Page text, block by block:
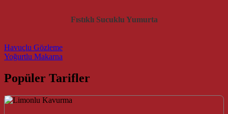
Fıstıklı Sucuklu Yumurta
Post navigation
Havuçlu Gözleme
Yoğurtlu Makarna
Popüler Tarifler